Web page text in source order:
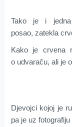
Tako je i
posao, zatekla
Kako je crvena
o udvaraču, ali je
Djevojci kojoj je
pa je uz fotografiju